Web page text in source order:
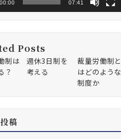
00:00 07:41
Posts
制は
？
週休3日制を
考える
裁量労働制と
はどのような
制度か
稿